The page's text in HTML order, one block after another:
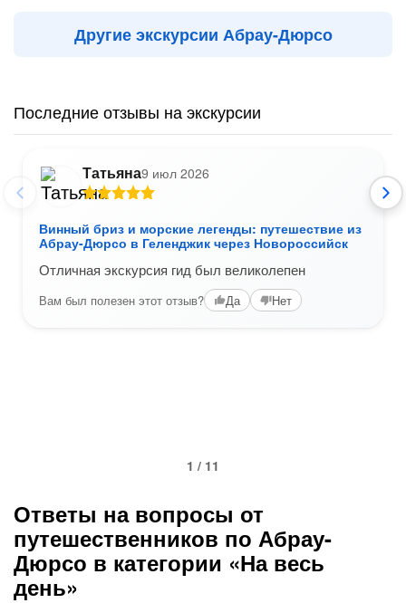
Другие экскурсии Абрау-Дюрсо
Последние отзывы на экскурсии
Татьяна9 июл 2026
Винный бриз и морские легенды: путешествие из
Абрау-Дюрсо в Геленджик через Новороссийск
Отличная экскурсия гид был великолепен
Вам был полезен этот отзыв? Да Нет
1 / 11
Ответы на вопросы от
путешественников по Абрау-
Дюрсо в категории «На весь
день»